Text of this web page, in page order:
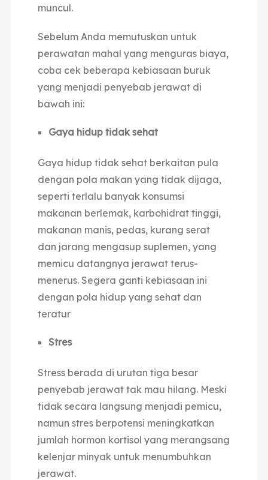
muncul.
Sebelum Anda memutuskan untuk
perawatan mahal yang menguras biaya,
coba cek beberapa kebiasaan buruk
yang menjadi penyebab jerawat di
bawah ini:
Gaya hidup tidak sehat
Gaya hidup tidak sehat berkaitan pula
dengan pola makan yang tidak dijaga,
seperti terlalu banyak konsumsi
makanan berlemak, karbohidrat tinggi,
makanan manis, pedas, kurang serat
dan jarang mengasup suplemen, yang
memicu datangnya jerawat terus-
menerus. Segera ganti kebiasaan ini
dengan pola hidup yang sehat dan
teratur
Stres
Stress berada di urutan tiga besar
penyebab jerawat tak mau hilang. Meski
tidak secara langsung menjadi pemicu,
namun stres berpotensi meningkatkan
jumlah hormon kortisol yang merangsang
kelenjar minyak untuk menumbuhkan
jerawat.